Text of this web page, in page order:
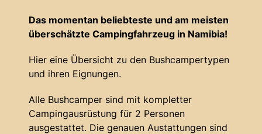
Das momentan beliebteste und am meisten
überschätzte Campingfahrzeug in Namibia!
Hier eine Übersicht zu den Bushcampertypen
und ihren Eignungen.
Alle Bushcamper sind mit kompletter
Campingausrüstung für 2 Personen
ausgestattet. Die genauen Austattungen sind